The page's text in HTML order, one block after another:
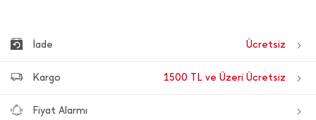
İade Ücretsiz
Kargo 1500 TL ve Üzeri Ücretsiz
Fiyat Alarmı